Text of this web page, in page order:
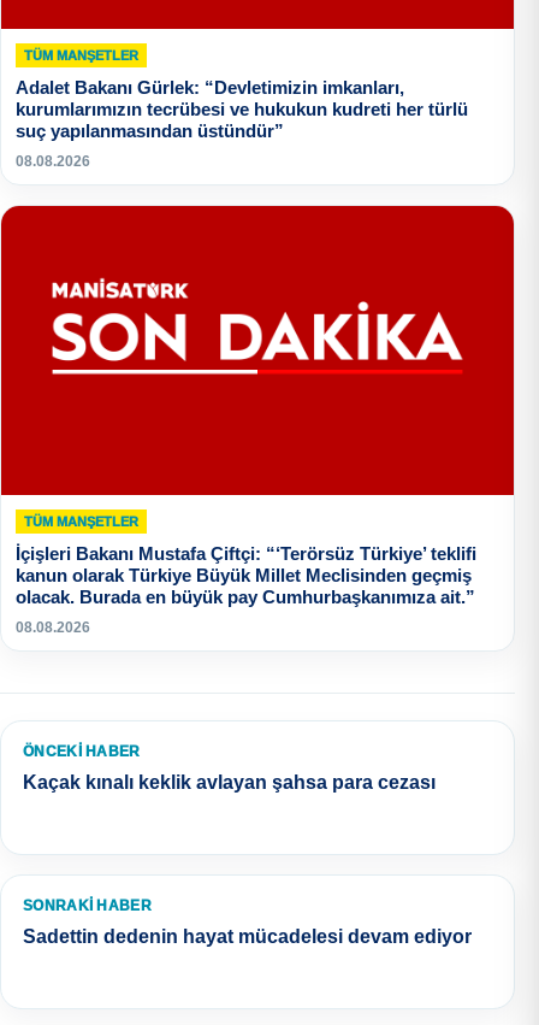
TÜM MANŞETLER
Adalet Bakanı Gürlek: “Devletimizin imkanları,
kurumlarımızın tecrübesi ve hukukun kudreti her türlü
suç yapılanmasından üstündür”
08.08.2026
TÜM MANŞETLER
İçişleri Bakanı Mustafa Çiftçi: “‘Terörsüz Türkiye’ teklifi
kanun olarak Türkiye Büyük Millet Meclisinden geçmiş
olacak. Burada en büyük pay Cumhurbaşkanımıza ait.”
08.08.2026
ÖNCEKI HABER
Kaçak kınalı keklik avlayan şahsa para cezası
SONRAKI HABER
Sadettin dedenin hayat mücadelesi devam ediyor